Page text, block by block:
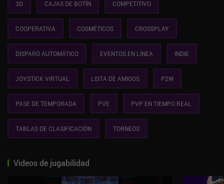
3D CAJAS DE BOTÍN COMPETITIVO
COOPERATIVA COSMÉTICOS CROSSPLAY
DISPARO AUTOMÁTICO EVENTOS EN LÍNEA INDIE
JOYSTICK VIRTUAL LISTA DE AMIGOS P2W
PASE DE TEMPORADA PVE PVP EN TIEMPO REAL
TABLAS DE CLASIFICACIÓN TORNEOS
Videos de jugabilidad